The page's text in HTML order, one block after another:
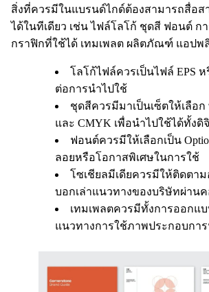
สิ่งที่ควรมีในแบรนด์ไกด์ต้องสามารถสื่อ
ได้ในทีเดียว เช่น ไฟล์โลโก้ ชุดสี ฟอนต์ กา
กราฟิกที่ใช้ได้ เทมเพลต ผลิตภัณฑ์ แอปพ
โลโก้ไฟล์ควรเป็นไฟล์ EPS ห
ต่อการนำไปใช้
ชุดสีควรมีมาเป็นเซ็ตให้เลือ
และ CMYK เพื่อนำไปใช้ได้ทั้ง
ฟอนต์ควรมีให้เลือกเป็น
ลอยหรือโอกาสพิเศษในการใช้
โซเชียลมีเดียควรมีให้ติดตา
บอกเล่าแนวทางของบริษัทผ่านค
เทมเพลตควรมีทั้งการออกแบ
แนวทางการใช้ภาพประกอบการ